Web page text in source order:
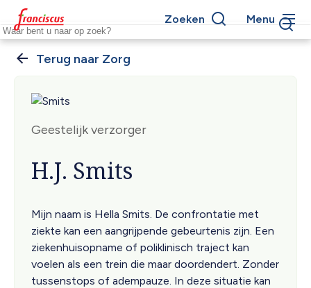
Overslaan
en
naar
Keywords
Zoeken Menu
Zorg
Geestelijk verzorger
H.J. Smits
Mijn naam is Hella Smits. De confrontatie met
ziekte kan een aangrijpende gebeurtenis zijn. Een
ziekenhuisopname of poliklinisch traject kan
voelen als een trein die maar doordendert. Zonder
tussenstops of adempauze. In deze situatie kan